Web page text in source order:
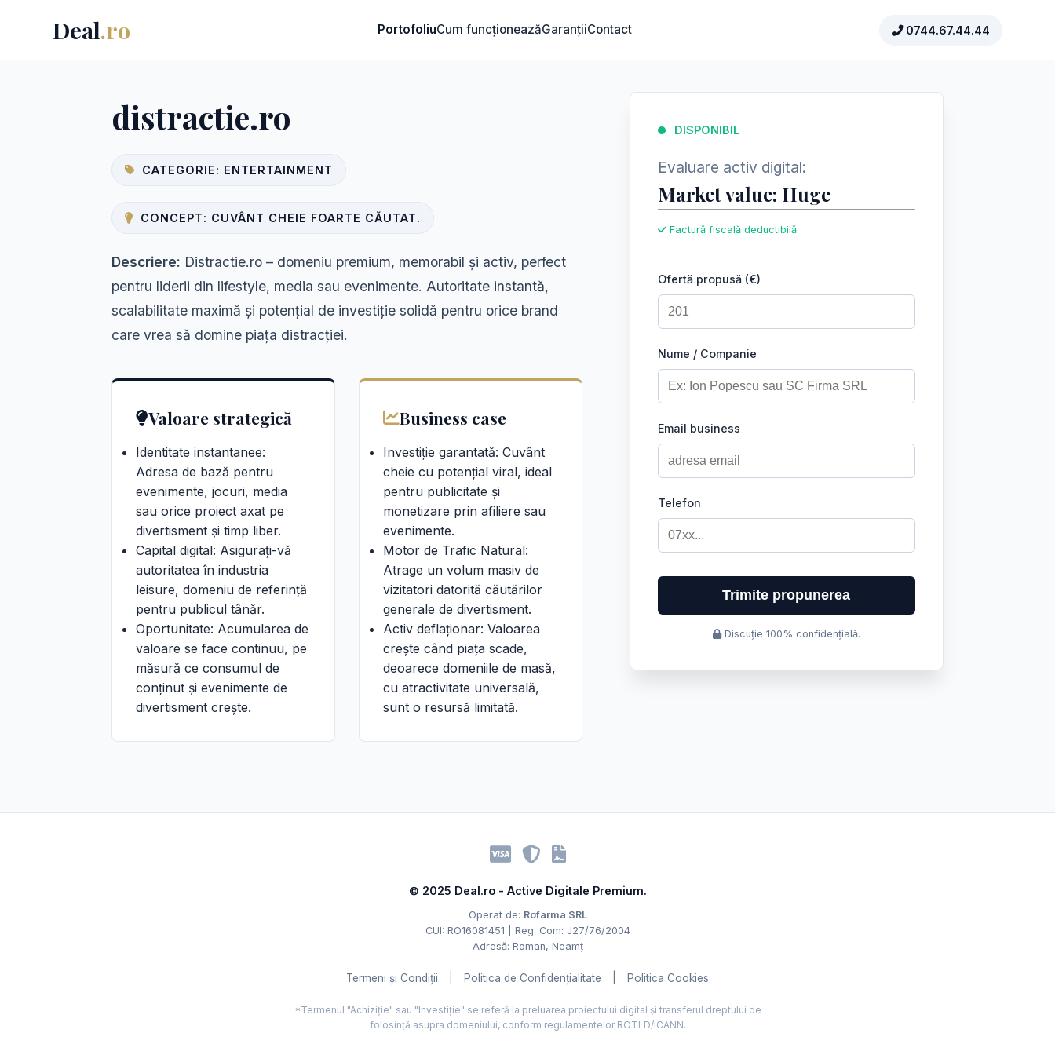
Deal.ro PortofoliuCum funcționeazăGaranțiiContact 0744.67.44.44
distractie.ro
CATEGORIE: ENTERTAINMENT
CONCEPT: CUVÂNT CHEIE FOARTE CĂUTAT.
Descriere: Distractie.ro – domeniu premium, memorabil și activ, perfect
pentru liderii din lifestyle, media sau evenimente. Autoritate instantă,
scalabilitate maximă și potențial de investiție solidă pentru orice brand
care vrea să domine piața distracției.
Valoare strategică
Identitate instantanee:
Adresa de bază pentru
evenimente, jocuri, media
sau orice proiect axat pe
divertisment și timp liber.
Capital digital: Asigurați-vă
autoritatea în industria
leisure, domeniu de referință
pentru publicul tânăr.
Oportunitate: Acumularea de
valoare se face continuu, pe
măsură ce consumul de
conținut și evenimente de
divertisment crește.
Business case
Investiție garantată: Cuvânt
cheie cu potențial viral, ideal
pentru publicitate și
monetizare prin afiliere sau
evenimente.
Motor de Trafic Natural:
Atrage un volum masiv de
vizitatori datorită căutărilor
generale de divertisment.
Activ deflaționar: Valoarea
crește când piața scade,
deoarece domeniile de masă,
cu atractivitate universală,
sunt o resursă limitată.
DISPONIBIL
Evaluare activ digital:
Market value: Huge
Factură fiscală deductibilă
Ofertă propusă (€)
Nume / Companie
Email business
Telefon
Trimite propunerea
Discuție 100% confidențială.
© 2025 Deal.ro - Active Digitale Premium.
Operat de: Rofarma SRL
CUI: RO16081451 | Reg. Com: J27/76/2004
Adresă: Roman, Neamț
Termeni și Condiții Politica de Confidențialitate Politica Cookies
*Termenul "Achiziție" sau "Investiție" se referă la preluarea proiectului digital și transferul dreptului de
folosință asupra domeniului, conform regulamentelor ROTLD/ICANN.